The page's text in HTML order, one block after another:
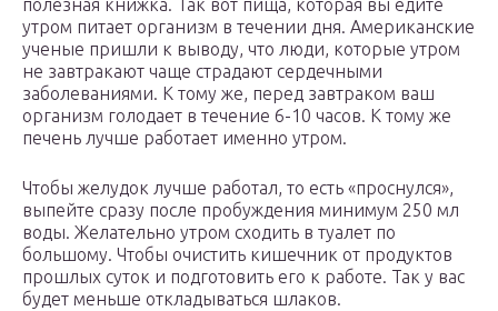
полезная книжка. Так вот пища, которая вы едите
утром питает организм в течении дня. Американские
ученые пришли к выводу, что люди, которые утром
не завтракают чаще страдают сердечными
заболеваниями. К тому же, перед завтраком ваш
организм голодает в течение 6-10 часов. К тому же
печень лучше работает именно утром.
Чтобы желудок лучше работал, то есть «проснулся»,
выпейте сразу после пробуждения минимум 250 мл
воды. Желательно утром сходить в туалет по
большому. Чтобы очистить кишечник от продуктов
прошлых суток и подготовить его к работе. Так у вас
будет меньше откладываться шлаков.